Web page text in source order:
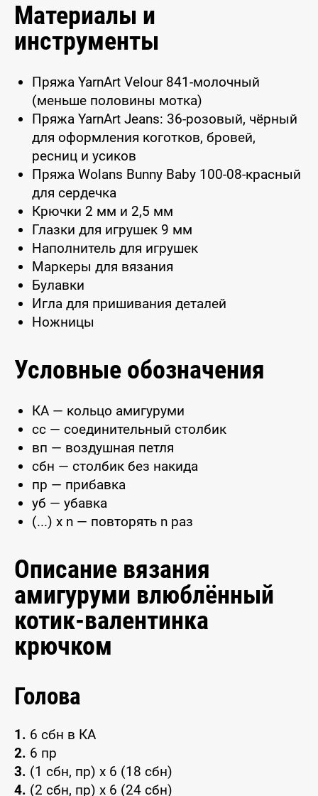
Материалы и
инструменты
Пряжа YarnArt Velour 841-молочный
(меньше половины мотка)
Пряжа YarnArt Jeans: 36-розовый, чёрный
для оформления коготков, бровей,
ресниц и усиков
Пряжа Wolans Bunny Baby 100-08-красный
для сердечка
Крючки 2 мм и 2,5 мм
Глазки для игрушек 9 мм
Наполнитель для игрушек
Маркеры для вязания
Булавки
Игла для пришивания деталей
Ножницы
Условные обозначения
КА — кольцо амигуруми
сс — соединительный столбик
вп — воздушная петля
сбн — столбик без накида
пр — прибавка
уб — убавка
(...) x n — повторять n раз
Описание вязания
амигуруми влюблённый
котик-валентинка
крючком
Голова
1. 6 сбн в КА
2. 6 пр
3. (1 сбн, пр) х 6 (18 сбн)
4. (2 сбн, пр) х 6 (24 сбн)